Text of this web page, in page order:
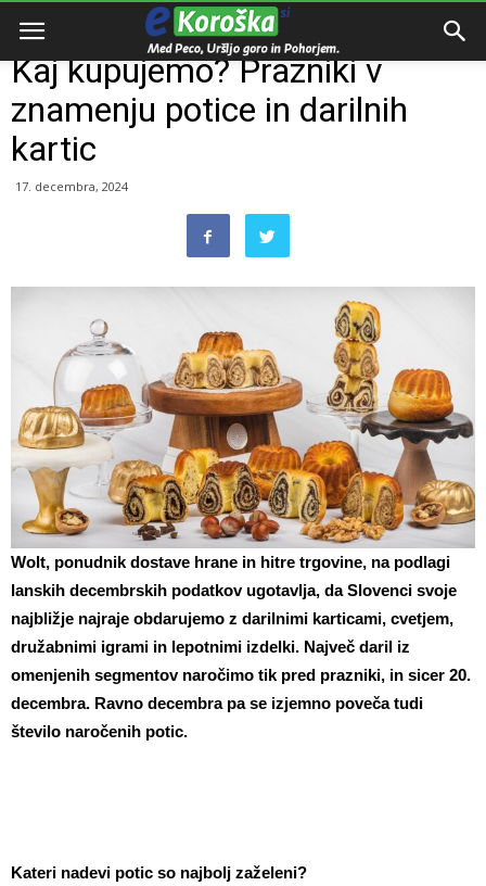
Domov
Kaj kupujemo? Prazniki v
znamenju potice in darilnih
kartic
17. decembra, 2024
Wolt, ponudnik dostave hrane in hitre trgovine, na podlagi
lanskih decembrskih podatkov ugotavlja, da Slovenci svoje
najbližje najraje obdarujemo z darilnimi karticami, cvetjem,
družabnimi igrami in lepotnimi izdelki. Največ daril iz
omenjenih segmentov naročimo tik pred prazniki, in sicer 20.
decembra. Ravno decembra pa se izjemno poveča tudi
število naročenih potic.
Kateri nadevi potic so najbolj zaželeni?